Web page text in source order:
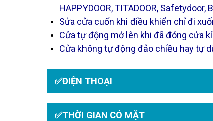
HAPPYDOOR, TITADOOR, Safetydoor,
Sửa cửa cuốn khi điều khiển chỉ đi
Cửa tự động mở lên khi đã đóng cửa
Cửa không tự động đảo chiều hay tự
✅ĐIỆN THOẠI
✅THỜI GIAN CÓ MẶT